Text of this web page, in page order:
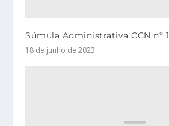
Súmula Administrativa CCN nº 1
18 de junho de 2023